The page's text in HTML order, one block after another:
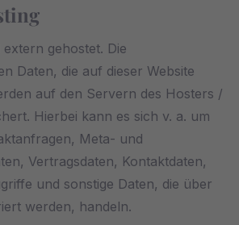
extern gehostet. Die
Daten, die auf dieser Website
auf den Servern des Hosters /
Hierbei kann es sich v. a. um
Meta- und
Vertragsdaten, Kontaktdaten,
und sonstige Daten, die über
werden, handeln.